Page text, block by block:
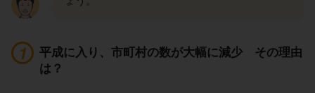
平成に入り、市町村の数が大幅に減少 その理由
は？